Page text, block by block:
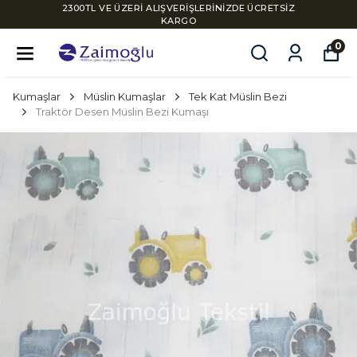
2300TL VE ÜZERİ ALIŞVERİŞLERİNİZDE ÜCRETSİZ
KARGO
0
Kumaşlar Müslin Kumaşlar
Tek Kat Müslin Bezi
Traktör Desen Müslin Bezi Kumaşı